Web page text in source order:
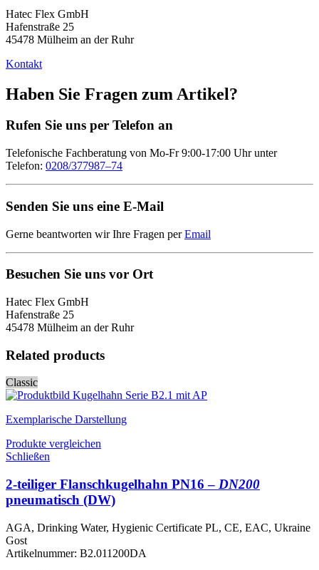
Hatec Flex GmbH
Hafenstraße 25
45478 Mülheim an der Ruhr
Kontakt
Haben Sie Fragen zum Artikel?
Rufen Sie uns per Telefon an
Telefonische Fachberatung von Mo-Fr 9:00-17:00 Uhr unter
Telefon: 0208/377987–74
Senden Sie uns eine E-Mail
Gerne beantworten wir Ihre Fragen perEmail
Besuchen Sie uns vor Ort
Hatec Flex GmbH
Hafenstraße 25
45478 Mülheim an der Ruhr
Related products
Classic
Exemplarische Darstellung
Produkte vergleichen
Schließen
2-teiliger Flanschkugelhahn PN16 – DN200
pneumatisch (DW)
AGA, Drinking Water, Hygienic Certificate PL, CE, EAC, Ukraine
Gost
Artikelnummer: B2.011200DA